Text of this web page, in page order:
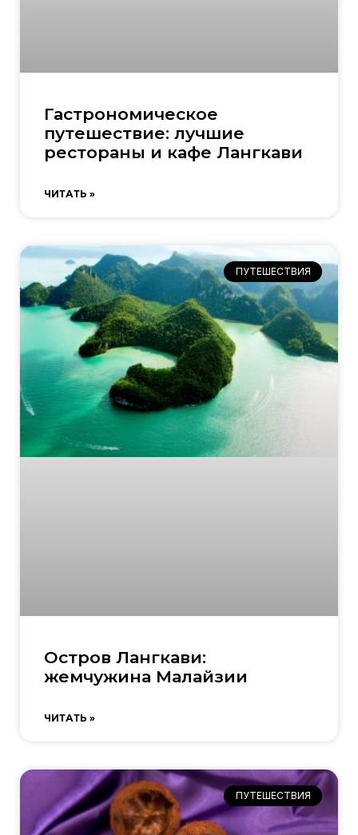
Гастрономическое
путешествие: лучшие
рестораны и кафе Лангкави
ЧИТАТЬ »
ПУТЕШЕСТВИЯ
Остров Лангкави:
жемчужина Малайзии
ЧИТАТЬ »
ПУТЕШЕСТВИЯ